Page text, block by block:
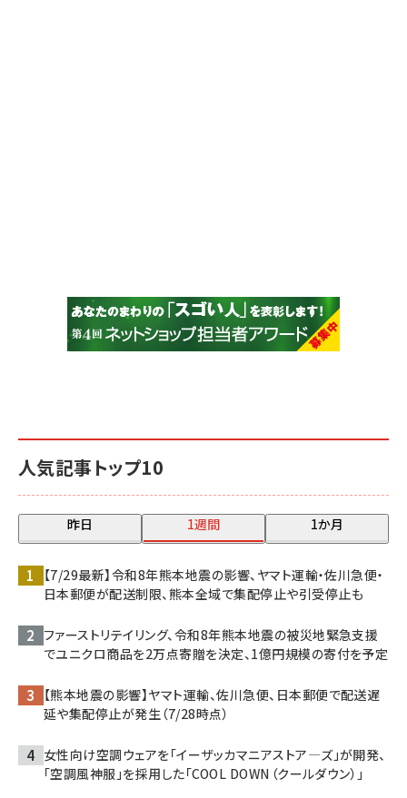
人気記事トップ10
昨日 1週間 1か月
【7/29最新】令和8年熊本地震の影響、ヤマト運輸・佐川急便・
日本郵便が配送制限、熊本全域で集配停止や引受停止も
ファーストリテイリング、令和8年熊本地震の被災地緊急支援
でユニクロ商品を2万点寄贈を決定、1億円規模の寄付を予定
【熊本地震の影響】ヤマト運輸、佐川急便、日本郵便で配送遅
延や集配停止が発生（7/28時点）
女性向け空調ウェアを「イーザッカマニアストア―ズ」が開発、
「空調風神服」を採用した「COOL DOWN（クールダウン）」